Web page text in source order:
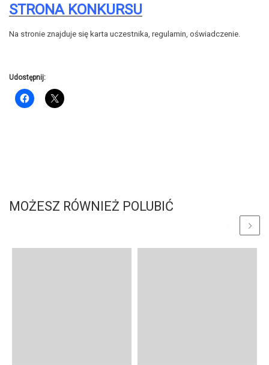
STRONA KONKURSU
Na stronie znajduje się karta uczestnika, regulamin, oświadczenie.
Udostępnij:
MOŻESZ RÓWNIEŻ POLUBIĆ